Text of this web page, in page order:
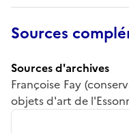
Sources
Sources d'archives
Françoise Fay
objets d'art de